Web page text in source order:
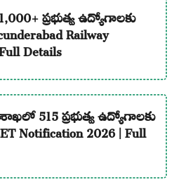
ప్రభుత్వ ఉద్యోగాలకు
Railway
Details
515 ప్రభుత్వ ఉద్యోగాలకు
Notification 2026 | Full